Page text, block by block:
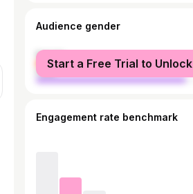
Audience gender
female
male
Start a Free Trial to Unlock
Engagement rate benchmark